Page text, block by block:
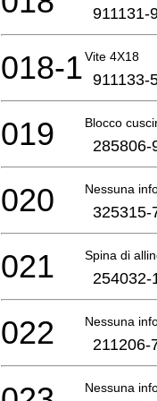
911131-
Vite 4X18
018-1 911133-
Blocco
019 285806-
Nessuna
020 325315-
Spina di
021 254032-
Nessuna
022 211206-
Nessuna